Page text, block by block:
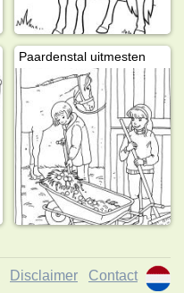
Paardenstal uitmesten
Disclaimer Contact